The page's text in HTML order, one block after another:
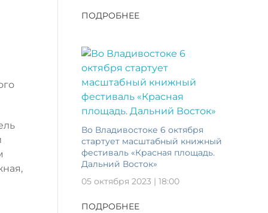
ПОДРОБНЕЕ
Во Владивостоке 6 октября
стартует масштабный книжный
фестиваль «Красная площадь.
Дальний Восток»
05 октября 2023 | 18:00
ПОДРОБНЕЕ